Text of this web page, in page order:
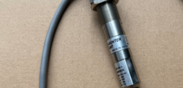
Tên sả
Nguồn
Ngõ ra
Dãy đo: 0-